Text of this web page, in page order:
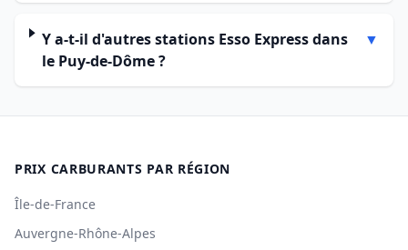
Y a-t-il d'autres stations Esso Express dans
le Puy-de-Dôme ?
▼
PRIX CARBURANTS PAR RÉGION
Île-de-France
Auvergne-Rhône-Alpes